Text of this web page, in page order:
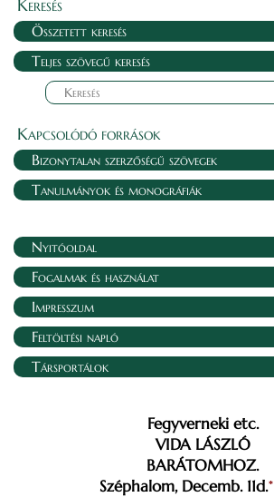
Keresés
Összetett keresés
Teljes szövegű keresés
Kapcsolódó források
Bizonytalan szerzőségű szövegek
Tanulmányok és monográfiák
Nyitóoldal
Fogalmak és használat
Impresszum
Feltöltési napló
Társportálok
Fegyverneki etc.
VIDA LÁSZLÓ
BARÁTOMHOZ.
Széphalom, Decemb. 11d.*